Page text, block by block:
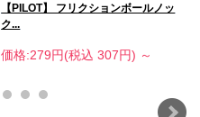
【PILOT】 フリクションボールノッ
ク...
価格:279円(税込 307円) ～